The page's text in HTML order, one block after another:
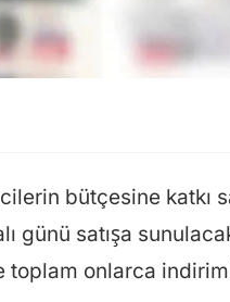
bütçesine
satışa
onlarca